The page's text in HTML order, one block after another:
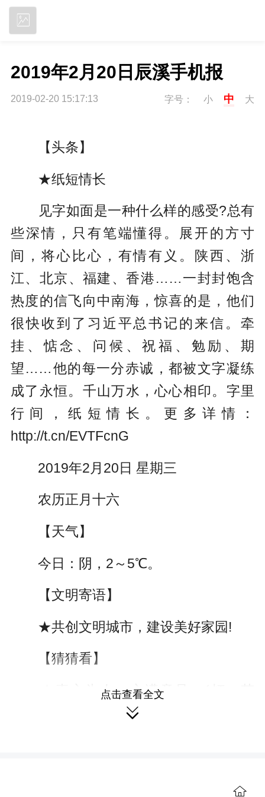
2019年2月20日辰溪手机报
2019-02-20 15:17:13 字号： 小 中 大
【头条】
★纸短情长
见字如面是一种什么样的感受?总有
些深情，只有笔端懂得。展开的方寸
间，将心比心，有情有义。陕西、浙
江、北京、福建、香港……一封封饱含
热度的信飞向中南海，惊喜的是，他们
很快收到了习近平总书记的来信。牵
挂、惦念、问候、祝福、勉励、期
望……他的每一分赤诚，都被文字凝练
成了永恒。千山万水，心心相印。字里
行间，纸短情长。更多详情：
http://t.cn/EVTFcnG
2019年2月20日 星期三
农历正月十六
【天气】
今日：阴，2～5℃。
【文明寄语】
★共创文明城市，建设美好家园!
【猜猜看】
★真心为人，心满意足。(打一节
点击查看全文
